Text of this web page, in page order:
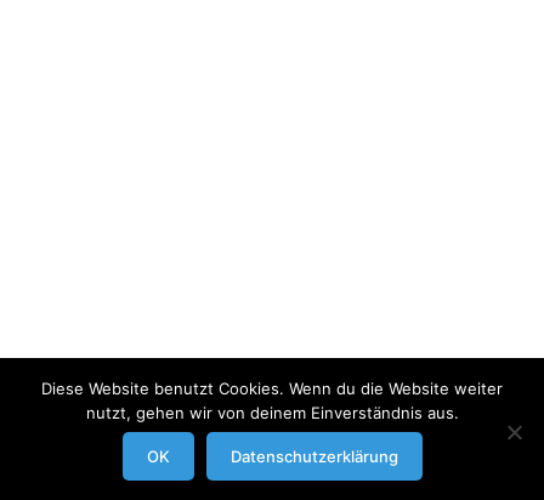
modrowgrafie.de © 2023 | Impressum/Datenschutzerklaerung
Businessportraits
Diese Website benutzt Cookies. Wenn du die Website weiter
nutzt, gehen wir von deinem Einverständnis aus.
OK Datenschutzerklärung